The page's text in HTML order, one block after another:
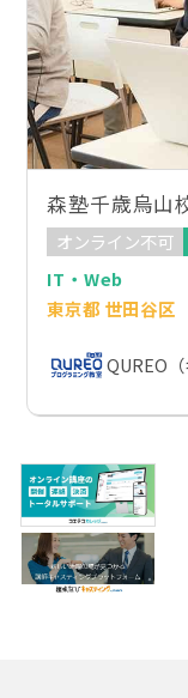
森塾千歳烏山
オンライン不可
IT・Web
東京都 世田谷区
QUREO